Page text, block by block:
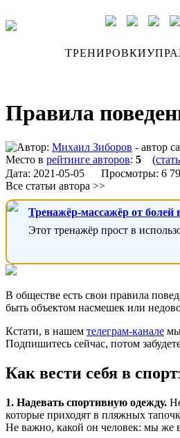
ТРЕНИРОВКИ
Правила
Автор: Михаил Зиборов - автор
Место в рейтинге авторов: 5 (
Дата: 2021-05-05 Просмотры: 6
Все статьи автора >>
Тренажёр-массажёр от болей
Этот тренажёр прост в
В обществе есть свои правила
быть объектом насмешек или
Кстати, в нашем телеграм-канале
Подпишитесь сейчас, потом
Как вести себя в
1. Надевать спортивную одежду.
которые приходят в пляжных
Не важно, какой он человек: мы же